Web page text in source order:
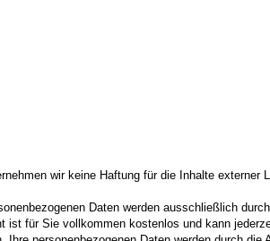
wir keine Haftung für die Inhalte
Daten werden ausschließlich
für Sie vollkommen kostenlos und kann